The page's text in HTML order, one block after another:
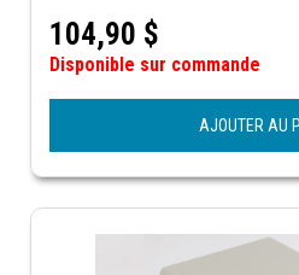
104,90 $
Disponible sur commande
AJOUTER AU